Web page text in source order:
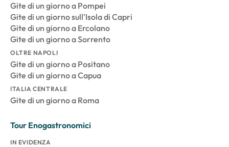
Gite di un giorno a Pompei
Gite di un giorno sull'Isola di Capri
Gite di un giorno a Ercolano
Gite di un giorno a Sorrento
OLTRE NAPOLI
Gite di un giorno a Positano
Gite di un giorno a Capua
ITALIA CENTRALE
Gite di un giorno a Roma
Tour Enogastronomici
IN EVIDENZA